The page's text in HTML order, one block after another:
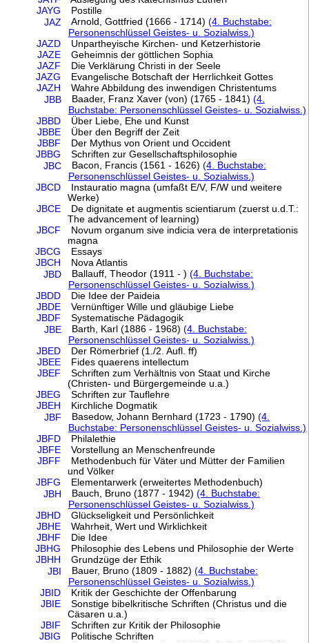
JAYG
Postille
JAZ Arnold, Gottfried (1666 - 1714) (4. Buchstabe:
Personenschlüssel Geistes- u. Sozialwiss.)
JAZD
Unpartheyische Kirchen- und Ketzerhistorie
JAZE
Geheimnis der göttlichen Sophia
JAZF
Die Verklärung Christi in der Seele
JAZG
Evangelische Botschaft der Herrlichkeit Gottes
JAZH
Wahre Abbildung des inwendigen Christentums
JBB Baader, Franz Xaver (von) (1765 - 1841) (4.
Buchstabe: Personenschlüssel Geistes- u. Sozialwiss.)
JBBD
Über Liebe, Ehe und Kunst
JBBE
Über den Begriff der Zeit
JBBF
Der Mythus von Orient und Occident
JBBG
Schriften zur Gesellschaftsphilosophie
JBC Bacon, Francis (1561 - 1626) (4. Buchstabe:
Personenschlüssel Geistes- u. Sozialwiss.)
JBCD
Instauratio magna (umfaßt E/V, F/W und weitere
Werke)
JBCE
De dignitate et augmentis scientiarum (zuerst u.d.T.:
The advancement of learning)
JBCF
Novum organum sive indicia vera de interpretationis
magna
JBCG
Essays
JBCH
Nova Atlantis
JBD Ballauff, Theodor (1911 - ) (4. Buchstabe:
Personenschlüssel Geistes- u. Sozialwiss.)
JBDD
Die Idee der Paideia
JBDE
Vernünftiger Wille und gläubige Liebe
JBDF
Systematische Pädagogik
JBE Barth, Karl (1886 - 1968) (4. Buchstabe:
Personenschlüssel Geistes- u. Sozialwiss.)
JBED
Der Römerbrief (1./2. Aufl. ff)
JBEE
Fides quaerens intellectum
JBEF
Schriften zum Verhältnis von Staat und Kirche
(Christen- und Bürgergemeinde u.a.)
JBEG
Schriften zur Tauflehre
JBEH
Kirchliche Dogmatik
JBF Basedow, Johann Bernhard (1723 - 1790) (4.
Buchstabe: Personenschlüssel Geistes- u. Sozialwiss.)
JBFD
Philalethie
JBFE
Vorstellung an Menschenfreunde
JBFF
Methodenbuch für Väter und Mütter der Familien
und Völker
JBFG
Elementarwerk (erweitertes Methodenbuch)
JBH Bauch, Bruno (1877 - 1942) (4. Buchstabe:
Personenschlüssel Geistes- u. Sozialwiss.)
JBHD
Glückseligkeit und Persönlichkeit
JBHE
Wahrheit, Wert und Wirklichkeit
JBHF
Die Idee
JBHG
Philosophie des Lebens und Philosophie der Werte
JBHH
Grundzüge der Ethik
JBI Bauer, Bruno (1809 - 1882) (4. Buchstabe:
Personenschlüssel Geistes- u. Sozialwiss.)
JBID
Kritik der Geschichte der Offenbarung
JBIE
Sonstige bibelkritische Schriften (Christus und die
Cäsaren u.a.)
JBIF
Schriften zur Kritik der Philosophie
JBIG
Politische Schriften